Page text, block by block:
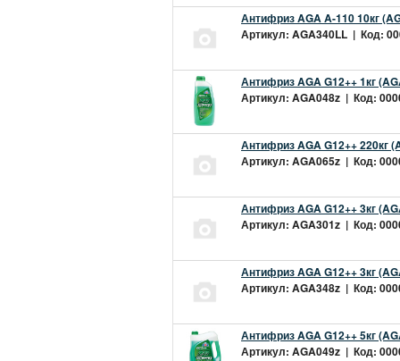
Антифриз AGA A-110 10кг
Артикул: AGA340LL | Код:
Антифриз AGA G12++ 1кг
Артикул: AGA048z | Код:
Антифриз AGA G12++ 220кг
Артикул: AGA065z | Код:
Антифриз AGA G12++ 3кг
Артикул: AGA301z | Код:
Антифриз AGA G12++ 3кг
Артикул: AGA348z | Код:
Антифриз AGA G12++ 5кг
Артикул: AGA049z | Код: